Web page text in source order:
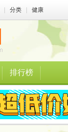
分类 健康
排行榜